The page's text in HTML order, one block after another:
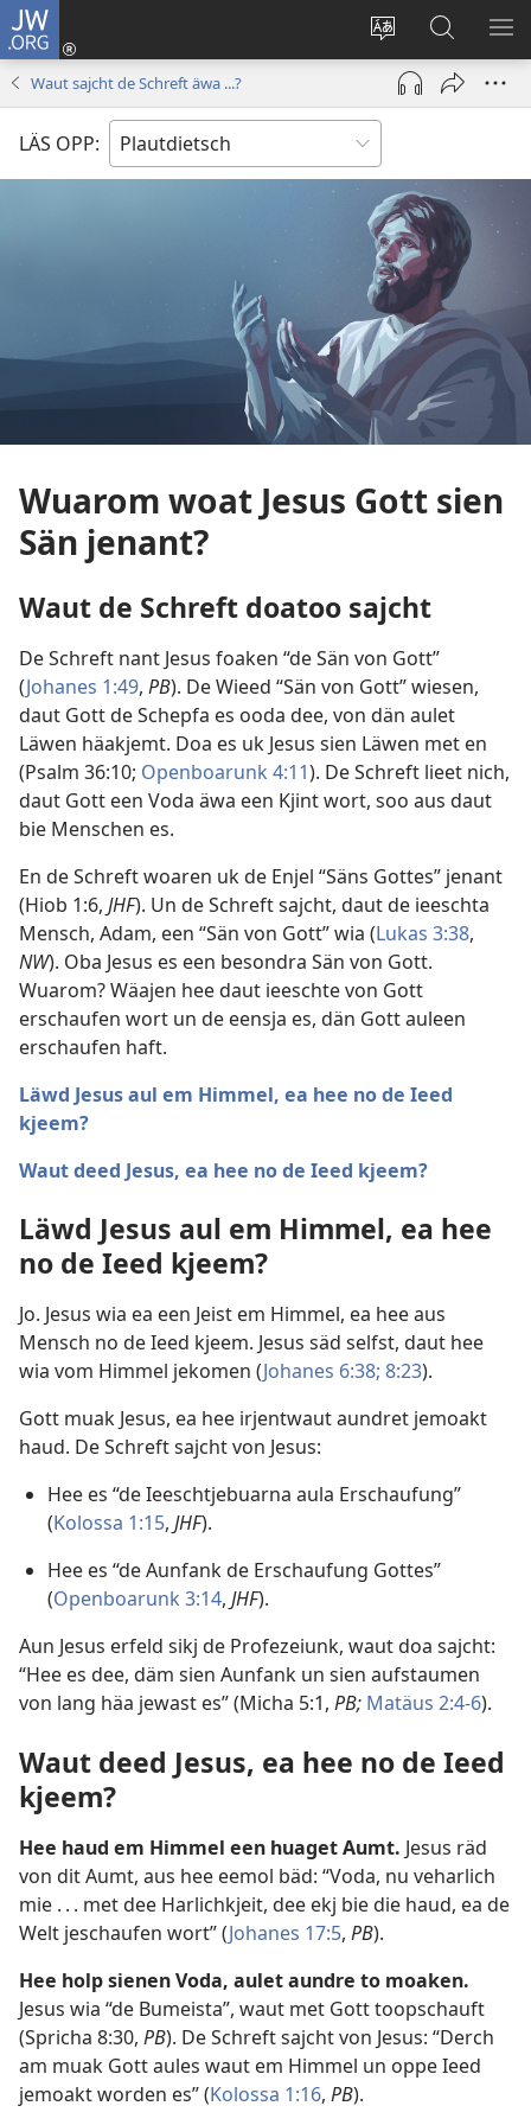
JW.ORG
Sproak
fa
dise
Aunmalden
(opens
window)
En
JW.ORG
sieekjen
Waut sajcht de Schreft äwa ...?
LÄS OPP:
Wuarom woat Jesus Gott sien
Sän jenant?
Waut de Schreft doatoo sajcht
De Schreft nant Jesus foaken “de Sän von Gott”
(Johanes 1:49, PB). De Wieed “Sän von Gott” wiesen,
daut Gott de Schepfa es ooda dee, von dän aulet
Läwen häakjemt. Doa es uk Jesus sien Läwen met en
(Psalm 36:10; Openboarunk 4:11). De Schreft lieet nich,
daut Gott een Voda äwa een Kjint wort, soo aus daut
bie Menschen es.
En de Schreft woaren uk de Enjel “Säns Gottes” jenant
(Hiob 1:6, JHF). Un de Schreft sajcht, daut de ieeschta
Mensch, Adam, een “Sän von Gott” wia (Lukas 3:38,
NW). Oba Jesus es een besondra Sän von Gott.
Wuarom? Wäajen hee daut ieeschte von Gott
erschaufen wort un de eensja es, dän Gott auleen
erschaufen haft.
Läwd Jesus aul em Himmel, ea hee no de Ieed
kjeem?
Waut deed Jesus, ea hee no de Ieed kjeem?
Läwd Jesus aul em Himmel, ea hee
no de Ieed kjeem?
Jo. Jesus wia ea een Jeist em Himmel, ea hee aus
Mensch no de Ieed kjeem. Jesus säd selfst, daut hee
wia vom Himmel jekomen (Johanes 6:38; 8:23).
Gott muak Jesus, ea hee irjentwaut aundret jemoakt
haud. De Schreft sajcht von Jesus:
Hee es “de Ieeschtjebuarna aula Erschaufung”
(Kolossa 1:15, JHF).
Hee es “de Aunfank de Erschaufung Gottes”
(Openboarunk 3:14, JHF).
Aun Jesus erfeld sikj de Profezeiunk, waut doa sajcht:
“Hee es dee, däm sien Aunfank un sien aufstaumen
von lang häa jewast es” (Micha 5:1, PB; Matäus 2:4-6).
Waut deed Jesus, ea hee no de Ieed
kjeem?
Hee haud em Himmel een huaget Aumt. Jesus räd
von dit Aumt, aus hee eemol bäd: “Voda, nu veharlich
mie . . . met dee Harlichkjeit, dee ekj bie die haud, ea de
Welt jeschaufen wort” (Johanes 17:5, PB).
Hee holp sienen Voda, aulet aundre to moaken.
Jesus wia “de Bumeista”, waut met Gott toopschauft
(Spricha 8:30, PB). De Schreft sajcht von Jesus: “Derch
am muak Gott aules waut em Himmel un oppe Ieed
jemoakt worden es” (Kolossa 1:16, PB).